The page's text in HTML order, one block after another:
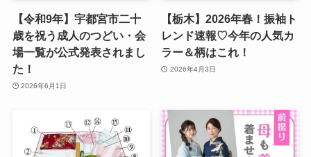
【令和9年】宇都宮市二十
歳を祝う成人のつどい・会
場一覧が公式発表されまし
た！
2026年6月1日
【栃木】2026年春！振袖ト
レンド速報♡今年の人気カ
ラー＆柄はこれ！
2026年4月3日